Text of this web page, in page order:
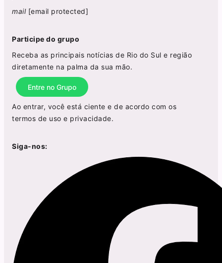
mail [email protected]
Participe do grupo
Receba as principais notícias de Rio do Sul e região
diretamente na palma da sua mão.
Entre no Grupo
Ao entrar, você está ciente e de acordo com os
termos de uso e privacidade.
Siga-nos: